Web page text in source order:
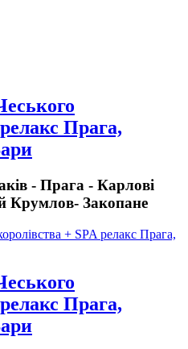
Прага,
- Прага - Карлові
Крумлов- Закопане
Прага,